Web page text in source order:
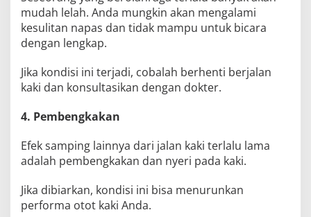
mudah lelah. Anda mungkin akan mengalami
kesulitan napas dan tidak mampu untuk bicara
dengan lengkap.
Jika kondisi ini terjadi, cobalah berhenti berjalan
kaki dan konsultasikan dengan dokter.
4. Pembengkakan
Efek samping lainnya dari jalan kaki terlalu lama
adalah pembengkakan dan nyeri pada kaki.
Jika dibiarkan, kondisi ini bisa menurunkan
performa otot kaki Anda.